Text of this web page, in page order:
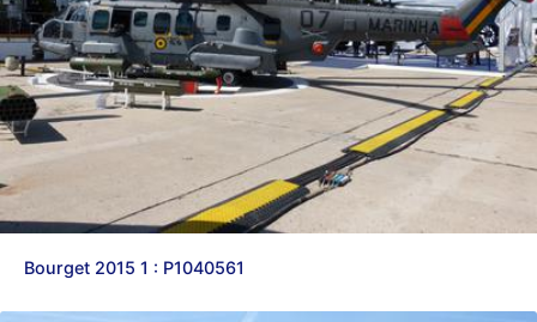
Bourget 2015 1 : P1040561